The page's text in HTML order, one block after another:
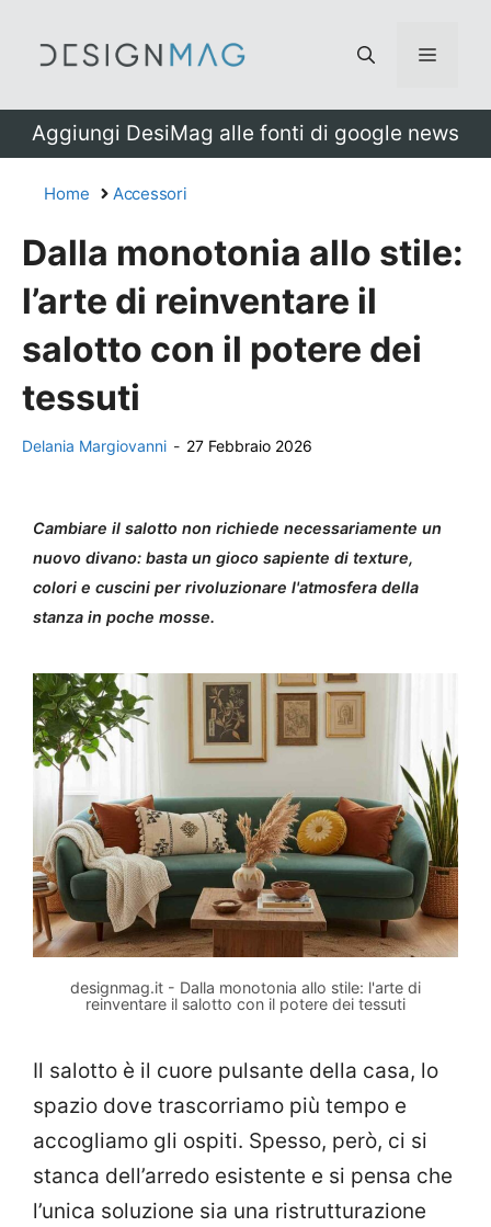
Menu
Aggiungi DesiMag alle fonti di google news
Home Accessori
Dalla monotonia allo stile:
l’arte di reinventare il
salotto con il potere dei
tessuti
Delania Margiovanni - 27 Febbraio 2026
Cambiare il salotto non richiede necessariamente un
nuovo divano: basta un gioco sapiente di texture,
colori e cuscini per rivoluzionare l'atmosfera della
stanza in poche mosse.
designmag.it - Dalla monotonia allo stile: l'arte di
reinventare il salotto con il potere dei tessuti
Il salotto è il cuore pulsante della casa, lo
spazio dove trascorriamo più tempo e
accogliamo gli ospiti. Spesso, però, ci si
stanca dell’arredo esistente e si pensa che
l’unica soluzione sia una ristrutturazione